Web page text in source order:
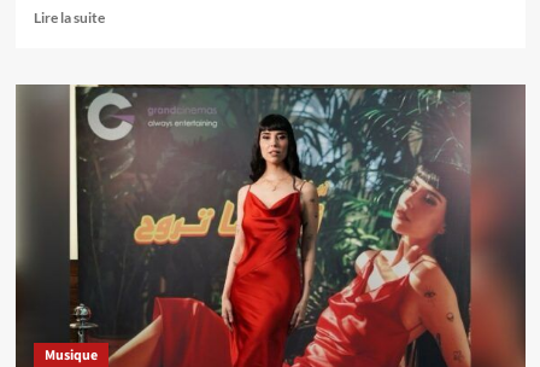
Lire la suite
Musique